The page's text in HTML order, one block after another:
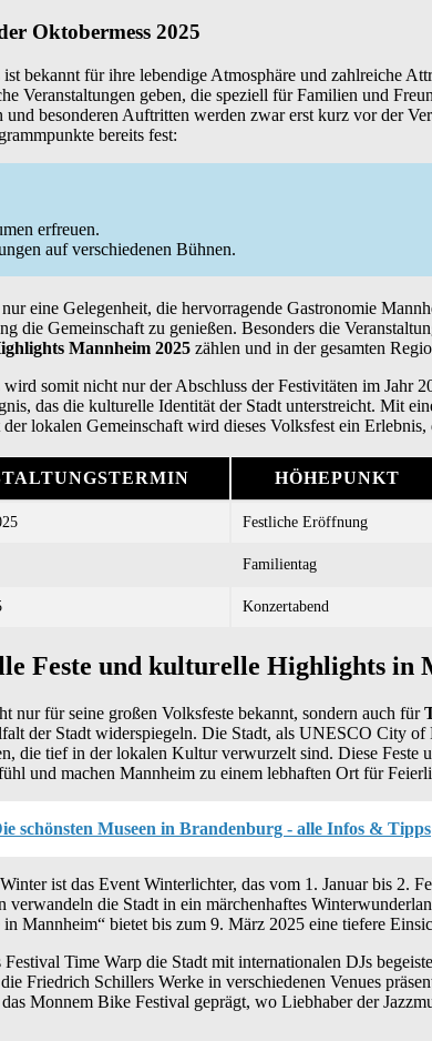
Oktobermess 2025
bekannt für ihre lebendige Atmosphäre und zahlreiche
Veranstaltungen geben, die speziell für Familien und
und besonderen Auftritten werden zwar erst kurz vor der
bereits fest:
erfreuen.
auf verschiedenen Bühnen.
eine Gelegenheit, die hervorragende Gastronomie
die Gemeinschaft zu genießen. Besonders die
Mannheim 2025 zählen und in der gesamten
somit nicht nur der Abschluss der Festivitäten im Jahr
das die kulturelle Identität der Stadt unterstreicht. Mit
lokalen Gemeinschaft wird dieses Volksfest ein Erlebnis,
HÖHEPUNKT
Festliche Eröffnung
Familientag
Konzertabend
Feste und kulturelle Highlights in
nur für seine großen Volksfeste bekannt, sondern auch für
der Stadt widerspiegeln. Die Stadt, als UNESCO City of
die tief in der lokalen Kultur verwurzelt sind. Diese Feste
und machen Mannheim zu einem lebhaften Ort für
schönsten Museen in Brandenburg - alle Infos & Tipps
ist das Event Winterlichter, das vom 1. Januar bis 2.
verwandeln die Stadt in ein märchenhaftes
in Mannheim“ bietet bis zum 9. März 2025 eine tiefere
Time Warp die Stadt mit internationalen DJs
Friedrich Schillers Werke in verschiedenen Venues
Monnem Bike Festival geprägt, wo Liebhaber der